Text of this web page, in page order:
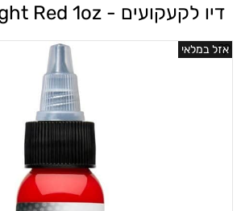
דיו לקעקועים - Light Red 1oz
אזל במלאי